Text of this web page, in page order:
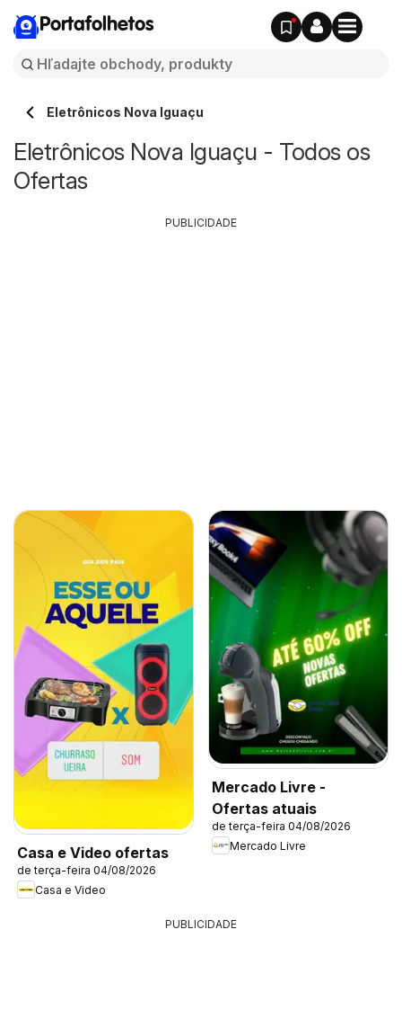
Portafolhetos
Eletrônicos Nova Iguaçu
Eletrônicos Nova Iguaçu - Todos os
Ofertas
Casa e Video ofertas
de terça-feira 04/08/2026
Casa e Video
Mercado Livre -
Ofertas atuais
de terça-feira 04/08/2026
Mercado Livre
PUBLICIDADE
PUBLICIDADE